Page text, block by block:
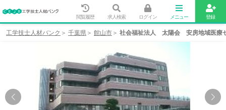
閲覧履歴 求人検索 ログイン メニュー 登録
工学技士人材バンク 千葉県 館山市 社会福祉法人 太陽会 安房地域医療